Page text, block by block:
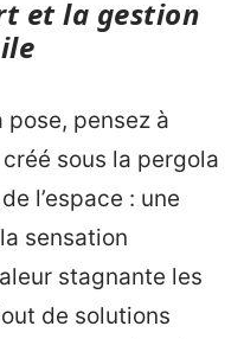
et la gestion
pensez à
créé sous la pergola
l’espace : une
sensation
stagnante les
de solutions